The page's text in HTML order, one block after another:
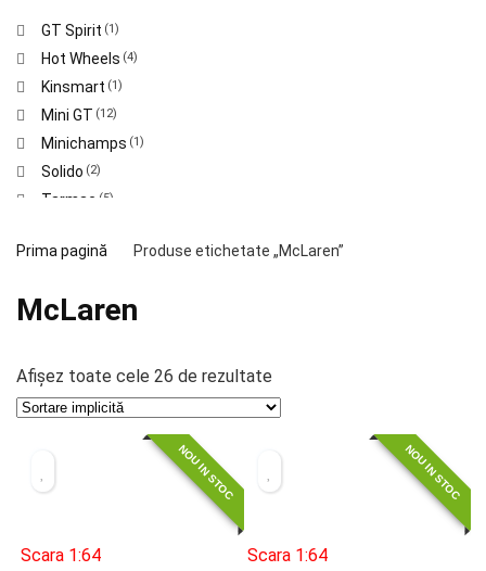
GT Spirit (1)
Hot Wheels (4)
Kinsmart (1)
Mini GT (12)
Minichamps (1)
Solido (2)
Tarmac (5)
Prima pagină Produse etichetate „McLaren”
McLaren
Afișez toate cele 26 de rezultate
NOU IN STOC
Scara 1:64
NOU IN STOC
Scara 1:64